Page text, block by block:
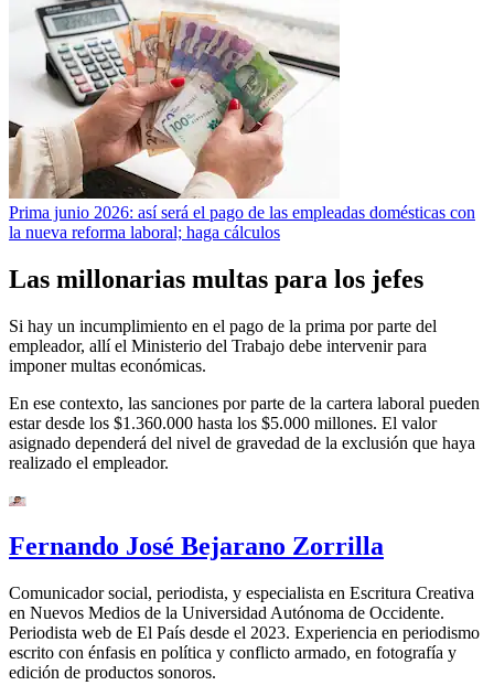
Prima junio 2026: así será el pago de las empleadas domésticas con
la nueva reforma laboral; haga cálculos
Las millonarias multas para los jefes
Si hay un incumplimiento en el pago de la prima por parte del
empleador, allí el Ministerio del Trabajo debe intervenir para
imponer multas económicas.
En ese contexto, las sanciones por parte de la cartera laboral pueden
estar desde los $1.360.000 hasta los $5.000 millones. El valor
asignado dependerá del nivel de gravedad de la exclusión que haya
realizado el empleador.
Fernando José Bejarano Zorrilla
Comunicador social, periodista, y especialista en Escritura Creativa
en Nuevos Medios de la Universidad Autónoma de Occidente.
Periodista web de El País desde el 2023. Experiencia en periodismo
escrito con énfasis en política y conflicto armado, en fotografía y
edición de productos sonoros.